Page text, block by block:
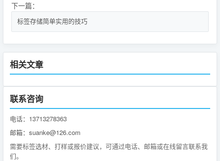
下一篇：
标签存储简单实用的技巧
相关文章
联系咨询
电话：13713278363
邮箱：suanke@126.com
需要标签选材、打样或报价建议，可通过电话、邮箱或在线留言联系我
们。